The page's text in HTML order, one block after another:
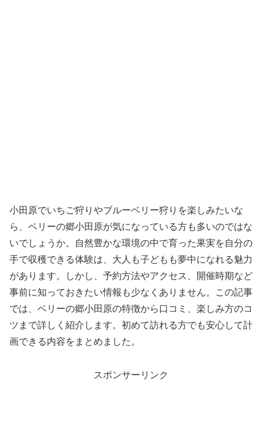
小田原でいちご狩りやブルーベリー狩りを楽しみたいな
ら、ベリーの郷小田原が気になっている方も多いのではな
いでしょうか。自然豊かな環境の中で育った果実を自分の
手で収穫できる体験は、大人も子どもも夢中になれる魅力
があります。しかし、予約方法やアクセス、開催時期など
事前に知っておきたい情報も少なくありません。この記事
では、ベリーの郷小田原の特徴から口コミ、楽しみ方のコ
ツまで詳しく紹介します。初めて訪れる方でも安心して計
画できる内容をまとめました。
スポンサーリンク